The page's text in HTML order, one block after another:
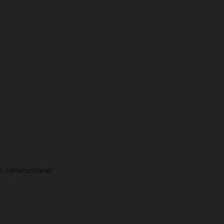
Lieferumfang!